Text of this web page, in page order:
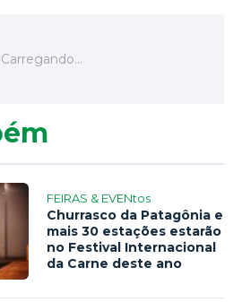
FEIRAS & EVENtos
Churrasco da Patagônia e
mais 30 estações estarão
no Festival Internacional
da Carne deste ano